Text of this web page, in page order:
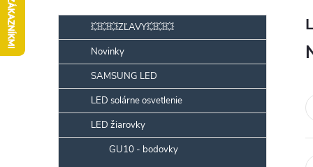
o
č
n
a
Preskočiť
kategórie💥💥💥ZĽAVY💥💥💥
Novinky
SAMSUNG LED
LED solárne osvetlenie
LED žiarovky
GU10 - bodovky